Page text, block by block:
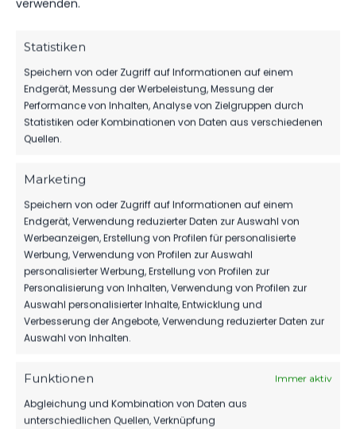
verwenden.
Statistiken
Speichern von oder Zugriff auf Informationen auf einem
Endgerät, Messung der Werbeleistung, Messung der
Performance von Inhalten, Analyse von Zielgruppen durch
Statistiken oder Kombinationen von Daten aus verschiedenen
Quellen.
Marketing
Speichern von oder Zugriff auf Informationen auf einem
Endgerät, Verwendung reduzierter Daten zur Auswahl von
Werbeanzeigen, Erstellung von Profilen für personalisierte
Werbung, Verwendung von Profilen zur Auswahl
personalisierter Werbung, Erstellung von Profilen zur
Personalisierung von Inhalten, Verwendung von Profilen zur
Auswahl personalisierter Inhalte, Entwicklung und
Verbesserung der Angebote, Verwendung reduzierter Daten zur
Auswahl von Inhalten.
Funktionen Immer aktiv
Abgleichung und Kombination von Daten aus
unterschiedlichen Quellen, Verknüpfung
HALBERSTADT
07. Aug. 2026 91
MBS VERLÄNGERT SEIN SPONSORING
BEIM FSV
06. Aug. 2026 91
1.MÄNNER
WIR VERPFLICHTEN TILL JACOBI!